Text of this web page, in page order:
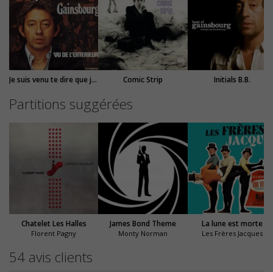
Je suis venu te dire que je m'en vais Comic Strip Initials B.B.
Partitions suggérées
Chatelet Les Halles
Florent Pagny
James Bond Theme
Monty Norman
La lune est morte
Les Frères Jacques
54 avis clients